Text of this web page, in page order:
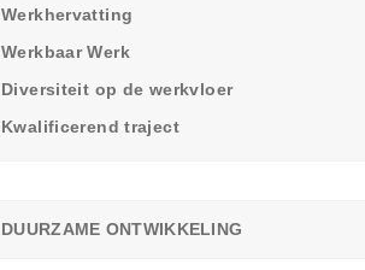
Werkhervatting
Werkbaar Werk
Diversiteit op de werkvloer
Kwalificerend traject
DUURZAME ONTWIKKELING